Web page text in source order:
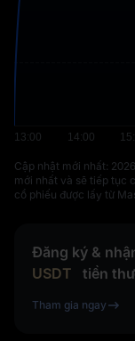
Cập nhật mới nhất:
mới nhất và sẽ tiếp tục
cổ phiếu được lấy từ
Đăng ký &
USDT
tiền
Tham gia ngay